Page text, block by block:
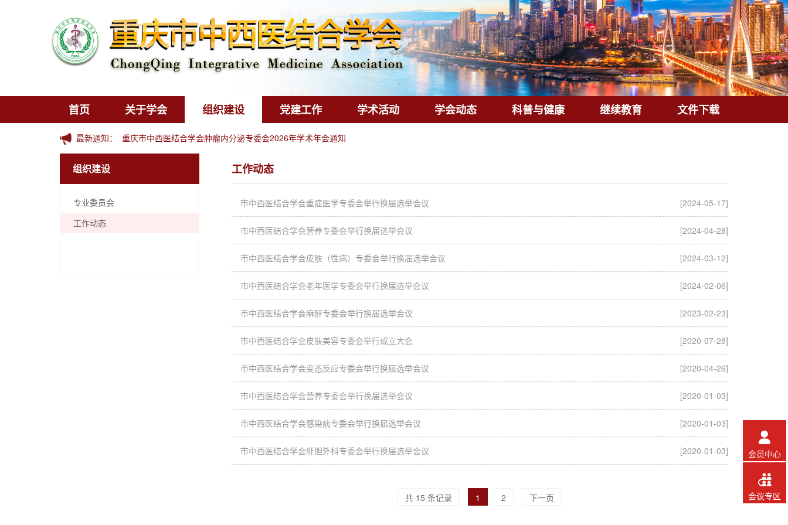
首页 关于学会 组织建设 党建工作 学术活动 学会动态 科普与健康 继续教育 文件下载
最新通知：重庆市中西医结合学会肿瘤内分泌专委会2026年学术年会通知
组织建设
专业委员会
工作动态
工作动态
市中西医结合学会重症医学专委会举行换届选举会议 [2024-05-17]
市中西医结合学会营养专委会举行换届选举会议 [2024-04-28]
市中西医结合学会皮肤（性病）专委会举行换届选举会议 [2024-03-12]
市中西医结合学会老年医学专委会举行换届选举会议 [2024-02-06]
市中西医结合学会麻醉专委会举行换届选举会议 [2023-02-23]
市中西医结合学会皮肤美容专委会举行成立大会 [2020-07-28]
市中西医结合学会变态反应专委会举行换届选举会议 [2020-04-26]
市中西医结合学会营养专委会举行换届选举会议 [2020-01-03]
市中西医结合学会感染病专委会举行换届选举会议 [2020-01-03]
市中西医结合学会肝胆外科专委会举行换届选举会议 [2020-01-03]
共 15 条记录 1 2 下一页

会员中心

会议专区